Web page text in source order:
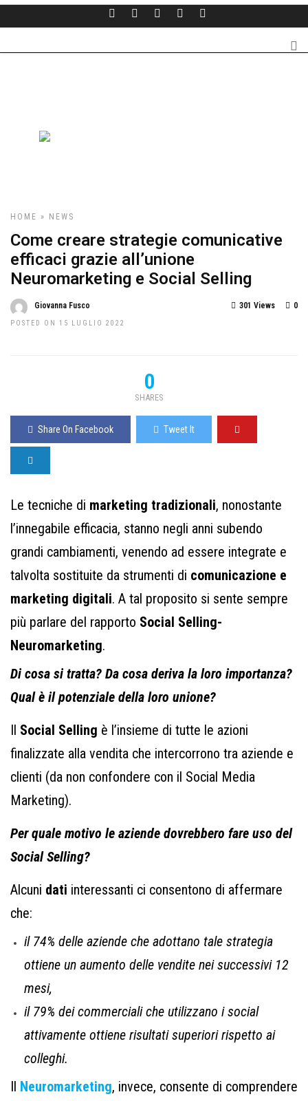
HOME » NEWS
Come creare strategie comunicative
efficaci grazie all’unione
Neuromarketing e Social Selling
Giovanna Fusco
POSTED ON 15 LUGLIO 2022
0
301 Views
0
SHARES
Share On Facebook Tweet It
Le tecniche di marketing tradizionali, nonostante
l’innegabile efficacia, stanno negli anni subendo
grandi cambiamenti, venendo ad essere integrate e
talvolta sostituite da strumenti di comunicazione e
marketing digitali. A tal proposito si sente sempre
più parlare del rapporto Social Selling-
Neuromarketing.
Di cosa si tratta? Da cosa deriva la loro importanza?
Qual è il potenziale della loro unione?
Il Social Selling è l’insieme di tutte le azioni
finalizzate alla vendita che intercorrono tra aziende e
clienti (da non confondere con il Social Media
Marketing).
Per quale motivo le aziende dovrebbero fare uso del
Social Selling?
Alcuni dati interessanti ci consentono di affermare
che:
il 74% delle aziende che adottano tale strategia
ottiene un aumento delle vendite nei successivi 12
mesi,
il 79% dei commerciali che utilizzano i social
attivamente ottiene risultati superiori rispetto ai
colleghi.
Il Neuromarketing, invece, consente di comprendere